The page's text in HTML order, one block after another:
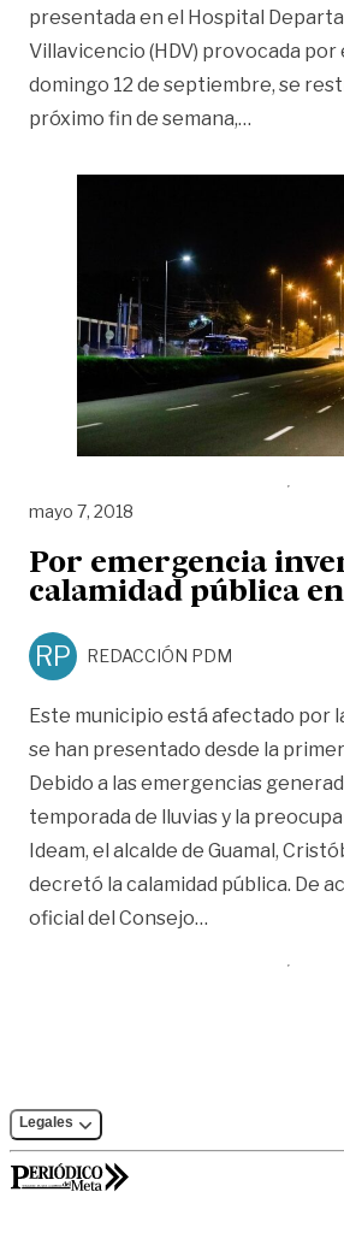
presentada en el Hospital
Villavicencio (HDV) provocada por
domingo 12 de septiembre, se
próximo fin de semana,…
mayo 7, 2018
Por emergencia
calamidad pública
RP REDACCIÓN PDM
Este municipio está afectado por
se han presentado desde la
Debido a las emergencias
temporada de lluvias y la
Ideam, el alcalde de Guamal,
decretó la calamidad pública. De
oficial del Consejo…
Legales